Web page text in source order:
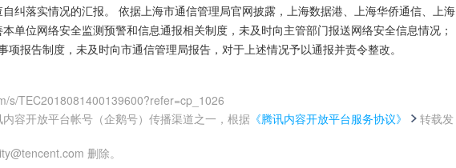
纠落实情况的汇报。 依据上海市通信管理局官网披露，上海数据港、上海华侨通信、上海
单位网络安全监测预警和信息通报相关制度，未及时向主管部门报送网络安全信息情况；
报告制度，未及时向市通信管理局报告，对于上述情况予以通报并责令整改。
s/TEC2018081400139600?refer=cp_1026
容开放平台帐号（企鹅号）传播渠道之一，根据 《腾讯内容开放平台服务协议》
转载发
删除。